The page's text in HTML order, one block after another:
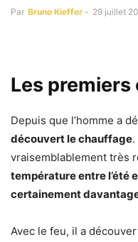
Par Bruno Kieffer - 29 juillet
Les
Depuis que l’homme a
découvert le chauffage
vraisemblablement très
température entre l’été
certainement
Avec le feu, il a